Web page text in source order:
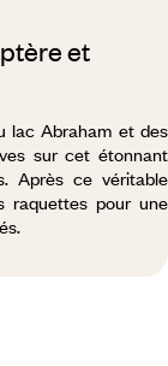
et
lac Abraham et des
sur cet étonnant
Après ce véritable
raquettes pour une